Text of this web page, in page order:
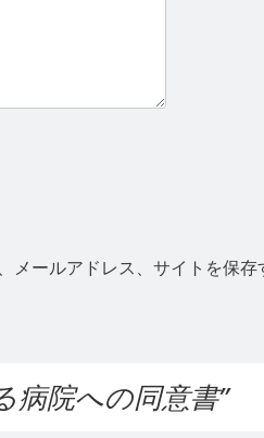
ールアドレス、サイトを保存
病院への同意書”